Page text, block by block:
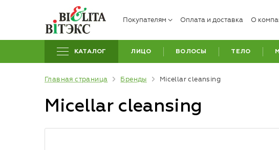
Покупателям Оплата и доставка О
КАТАЛОГ ЛИЦО ВОЛОСЫ ТЕЛО
Главная страница Бренды Micellar cleansing
Micellar cleansing